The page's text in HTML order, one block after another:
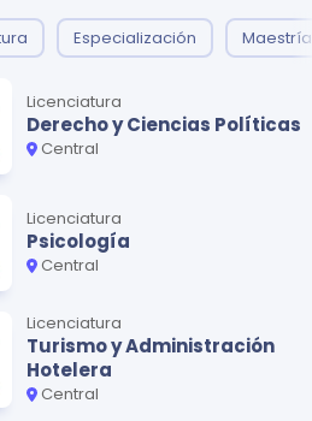
Especialización Maestría
Licenciatura
Derecho y Ciencias Políticas
Central
Licenciatura
Psicología
Central
Licenciatura
Turismo y Administración
Hotelera
Central